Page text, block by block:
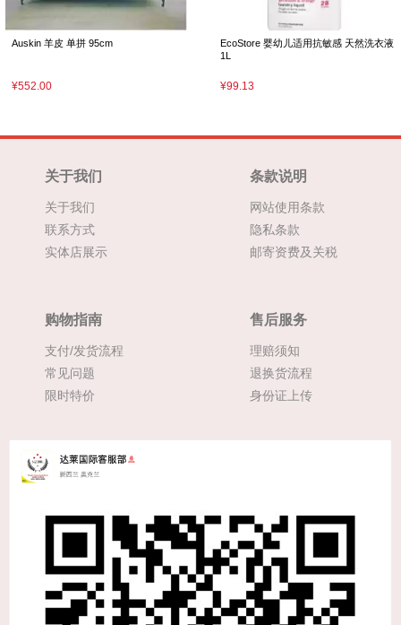
Auskin 羊皮 单拼 95cm
¥552.00
EcoStore 婴幼儿适用抗敏感 天然洗衣液
1L
¥99.13
关于我们
关于我们
联系方式
实体店展示
条款说明
网站使用条款
隐私条款
邮寄资费及关税
购物指南
支付/发货流程
常见问题
限时特价
售后服务
理赔须知
退换货流程
身份证上传